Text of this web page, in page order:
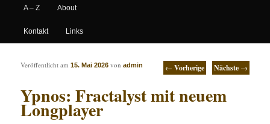
A – Z About
Kontakt Links
Artikelnavigation ← Vorherige Nächste →
Ypnos: Fractalyst mit neuem
Longplayer
Veröffentlicht am15. Mai 2026 vonadmin